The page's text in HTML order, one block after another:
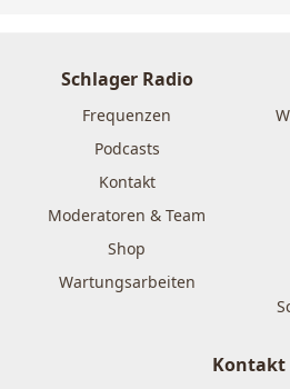
Schlager Radio
Frequenzen
Podcasts
Kontakt
Moderatoren & Team
Shop
Wartungsarbeiten
Kontakt